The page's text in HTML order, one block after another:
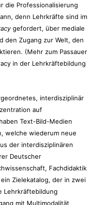
die Professionalisierung
denn Lehrkräfte sind im
gefordert, über mediale
den Zugang zur Welt, den
(Mehr zum Passauer
in der Lehrkräftebildung
interdisziplinär
auf
Text-Bild-Medien
welche wiederum neue
der interdisziplinären
Deutscher
Fachdidaktik
Zielekatalog, der in zwei
Lehrkräftebildung
mit Multimodalität